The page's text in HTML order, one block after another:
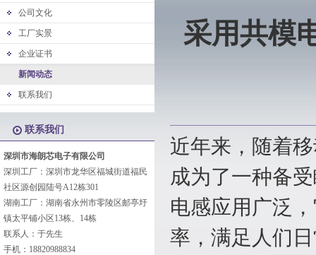
公司文化
工厂实景
企业证书
新闻动态
联系我们
联系我们
深圳市海朗芯电子有限公司
深圳工厂：深圳市龙华区福城街道福民
社区源创园陆号A12栋301
湖南工厂：湖南省永州市零陵区邮亭圩
镇太平铺小区13栋、14栋
联系人：于先生
手机：18820988834
采用共模
近年来，随着
成为了一种备
电感应用广泛
率，满足人们